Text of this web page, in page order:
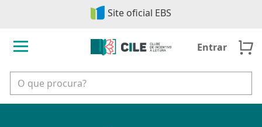
Site oficial EBS
Entrar
FECHAR